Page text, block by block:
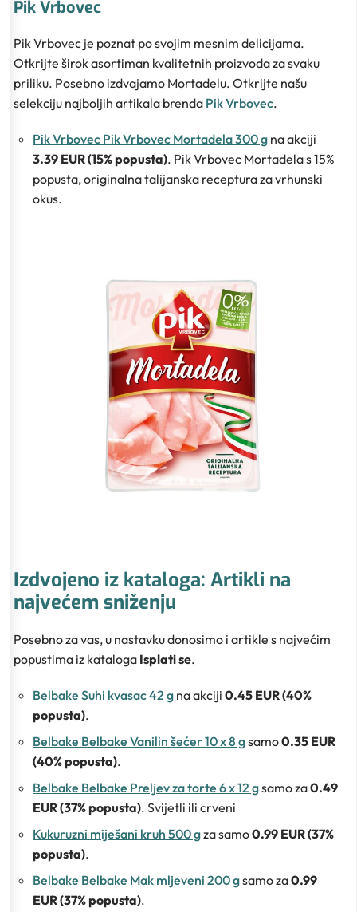
Pik Vrbovec
Pik Vrbovec je poznat po svojim mesnim delicijama.
Otkrijte širok asortiman kvalitetnih proizvoda za svaku
priliku. Posebno izdvajamo Mortadelu. Otkrijte našu
selekciju najboljih artikala brenda Pik Vrbovec.
Pik Vrbovec Pik Vrbovec Mortadela 300 g na akciji
3.39 EUR (15% popusta). Pik Vrbovec Mortadela s 15%
popusta, originalna talijanska receptura za vrhunski
okus.
Izdvojeno iz kataloga: Artikli na
najvećem sniženju
Posebno za vas, u nastavku donosimo i artikle s najvećim
popustima iz kataloga Isplati se.
Belbake Suhi kvasac 42 g na akciji 0.45 EUR (40%
popusta).
Belbake Belbake Vanilin šećer 10 x 8 gsamo0.35 EUR
(40% popusta).
Belbake Belbake Preljev za torte 6 x 12 gsamo za0.49
EUR (37% popusta). Svijetli ili crveni
Kukuruzni miješani kruh 500 gza samo0.99 EUR (37%
popusta).
Belbake Belbake Mak mljeveni 200 gsamo za0.99
EUR (37% popusta).